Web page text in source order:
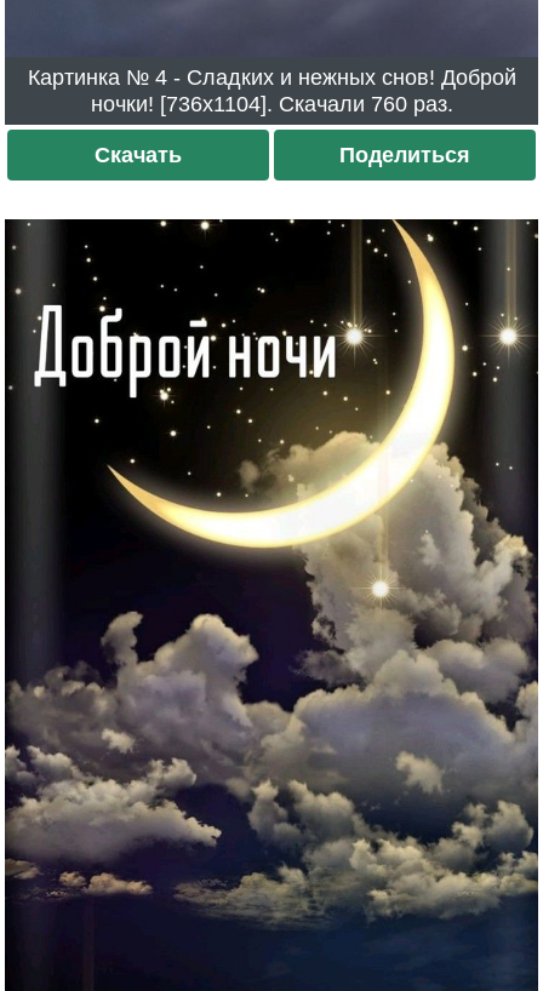
Картинка № 4 - Сладких и нежных снов! Доброй
ночки! [736x1104]. Скачали 760 раз.
Скачать Поделиться